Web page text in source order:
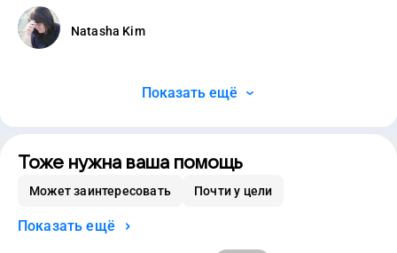
Natasha Kim
Показать ещё
Тоже нужна ваша помощь
Может заинтересовать Почти у цели
Показать ещё